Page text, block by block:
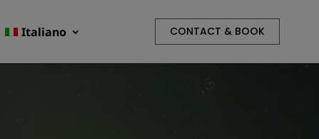
Italiano CONTACT & BOOK